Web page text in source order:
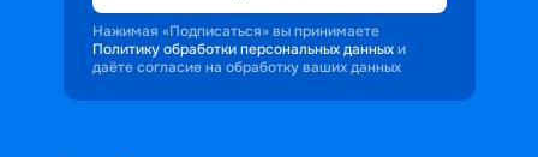
Нажимая «Подписаться» вы принимаете
Политику обработки персональных данных и
даёте согласие на обработку ваших данных